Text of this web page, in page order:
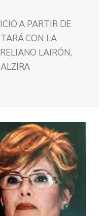
A PARTIR DE
CON LA
LAIRÓN,